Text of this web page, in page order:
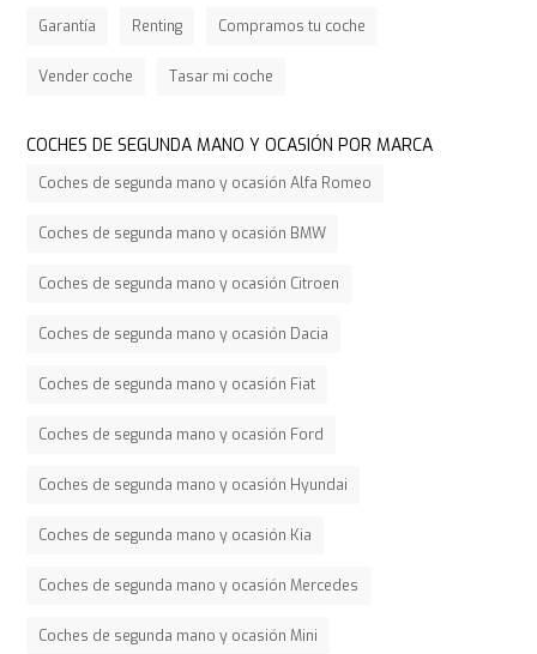
Garantía Renting Compramos tu coche
Vender coche Tasar mi coche
COCHES DE SEGUNDA MANO Y OCASIÓN POR MARCA
Coches de segunda mano y ocasión Alfa Romeo
Coches de segunda mano y ocasión BMW
Coches de segunda mano y ocasión Citroen
Coches de segunda mano y ocasión Dacia
Coches de segunda mano y ocasión Fiat
Coches de segunda mano y ocasión Ford
Coches de segunda mano y ocasión Hyundai
Coches de segunda mano y ocasión Kia
Coches de segunda mano y ocasión Mercedes
Coches de segunda mano y ocasión Mini